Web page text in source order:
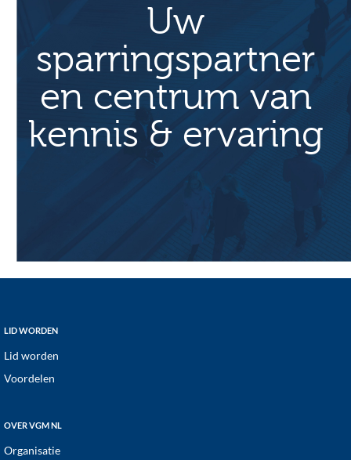
i
g
a
i
Uw
sparringspartner
en centrum van
kennis & ervaring
Footer
LID WORDEN
Lid worden
Voordelen
OVER VGM NL
Organisatie